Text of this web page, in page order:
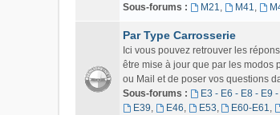
Sous-forums :
M21, M41,
Par Type Carrosserie
Ici vous pouvez retrouver les
être mise à jour que par les modos
ou Mail et de poser vos questions
Sous-forums :
E3 - E6 - E8 - E9
E39, E46, E53, E60-E61,